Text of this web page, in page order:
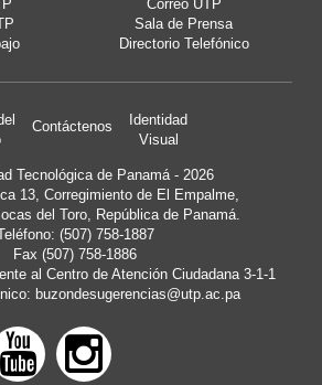
Correo UTP
Sala de Prensa
Directorio Telefónico
Contáctenos
Identidad
Visual
Tecnológica de Panamá - 2026
13, Corregimiento de El Empalme,
del Toro, República de Panamá.
(507) 758-1887
Fax (507) 758-1886
al Centro de Atención Ciudadana 3-1-1
buzondesugerencias@utp.ac.pa